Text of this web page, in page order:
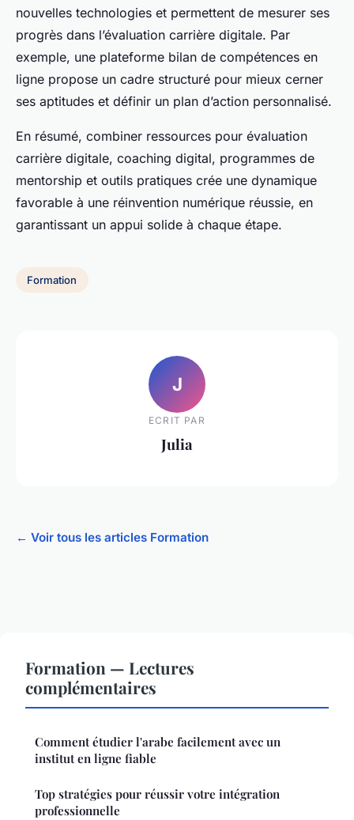
nouvelles technologies et permettent de mesurer ses
progrès dans l’évaluation carrière digitale. Par
exemple, une plateforme bilan de compétences en
ligne propose un cadre structuré pour mieux cerner
ses aptitudes et définir un plan d’action personnalisé.
En résumé, combiner ressources pour évaluation
carrière digitale, coaching digital, programmes de
mentorship et outils pratiques crée une dynamique
favorable à une réinvention numérique réussie, en
garantissant un appui solide à chaque étape.
Formation
J
ECRIT PAR
Julia
← Voir tous les articles Formation
Formation — Lectures
complémentaires
Comment étudier l'arabe facilement avec un
institut en ligne fiable
Top stratégies pour réussir votre intégration
professionnelle